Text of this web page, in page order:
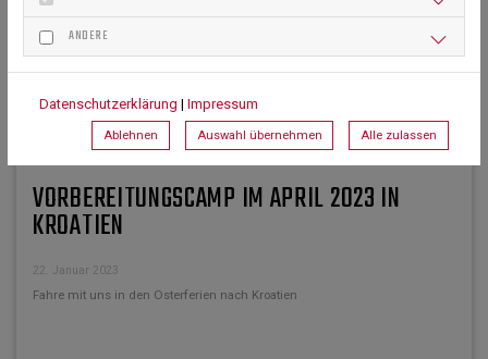
VORBEREITUNGSCAMP IM APRIL 2023 IN
KROATIEN
22. Januar 2023
Fahre mit uns in den Osterferien nach Kroatien
ANDERE
Datenschutzerklärung | Impressum
Ablehnen Auswahl übernehmen Alle zulassen